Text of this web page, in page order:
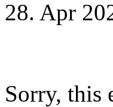
28. Apr
Sorry, this